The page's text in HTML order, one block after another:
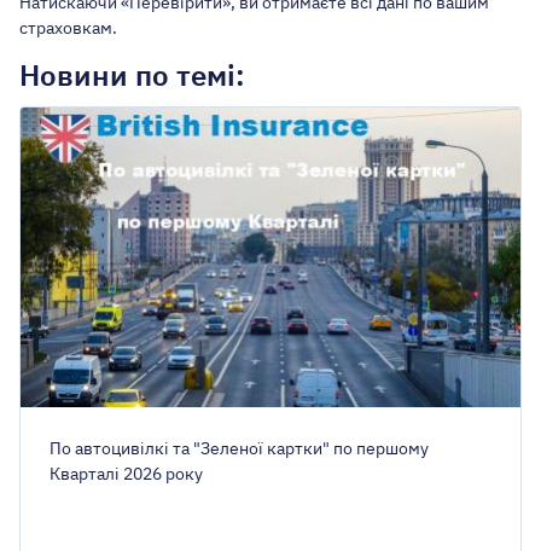
страховкам.
Новини по темі:
По автоцивілкі та "Зеленої картки" по першому
Кварталі 2026 року